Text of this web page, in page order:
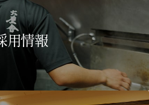
用情報